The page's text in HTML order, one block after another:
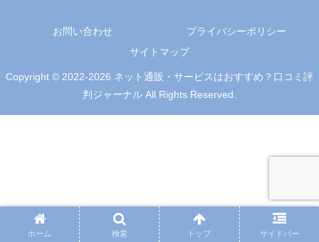
お問い合わせ
プライバシーポリシー
サイトマップ
Copyright © 2022-2026 ネット通販・サービスはおすすめ？口コミ評
判ジャーナル All Rights Reserved.
ホーム 検索 トップ サイドバー